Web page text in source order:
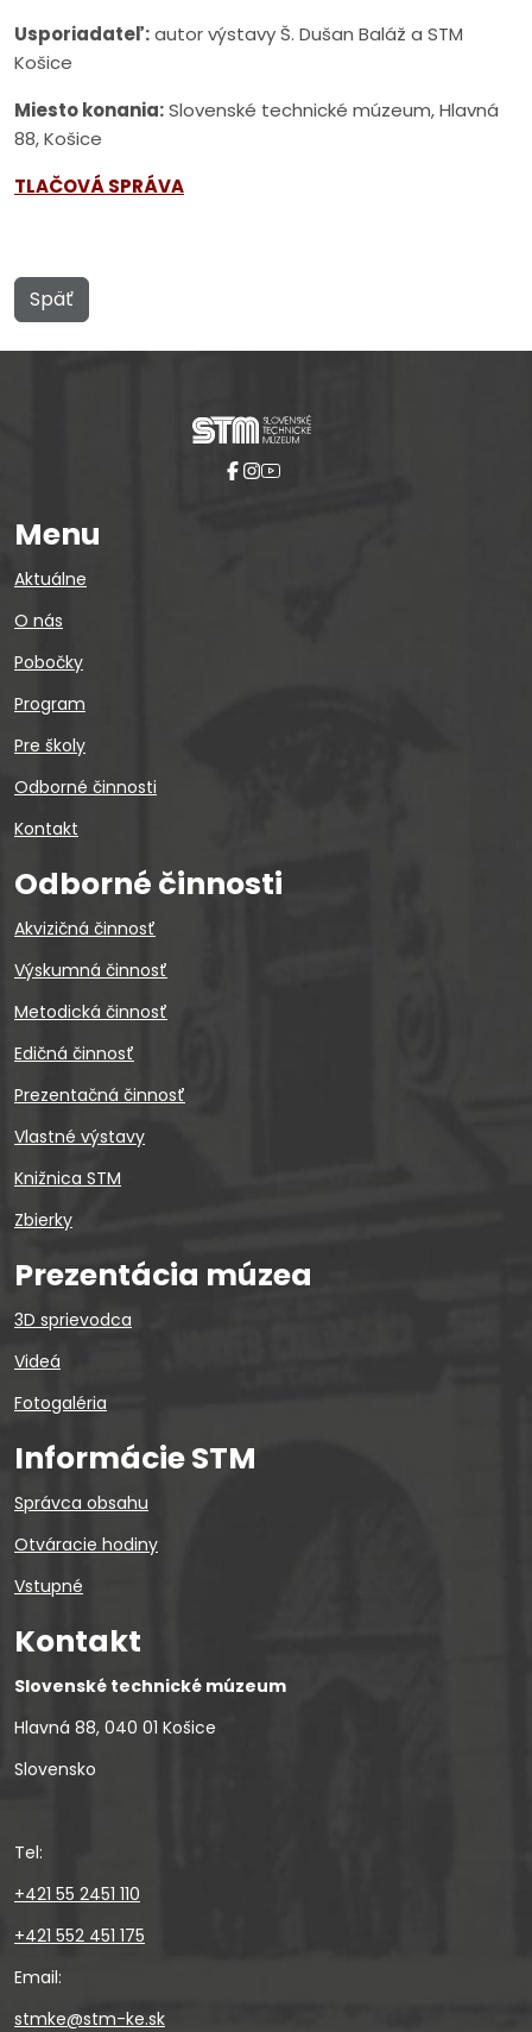
Usporiadateľ:autor výstavy Š. Dušan Baláž a STM
Košice
Miesto konania:Slovenské technické múzeum, Hlavná
88, Košice
TLAČOVÁ SPRÁVA
Späť
Menu
Aktuálne
O nás
Pobočky
Program
Pre školy
Odborné činnosti
Kontakt
Odborné činnosti
Akvizičná činnosť
Výskumná činnosť
Metodická činnosť
Edičná činnosť
Prezentačná činnosť
Vlastné výstavy
Knižnica STM
Zbierky
Prezentácia múzea
3D sprievodca
Videá
Fotogaléria
Informácie STM
Správca obsahu
Otváracie hodiny
Vstupné
Kontakt
Slovenské technické múzeum
Hlavná 88, 040 01 Košice
Slovensko
Tel:
+421 55 2451 110
+421 552 451 175
Email:
stmke@stm-ke.sk